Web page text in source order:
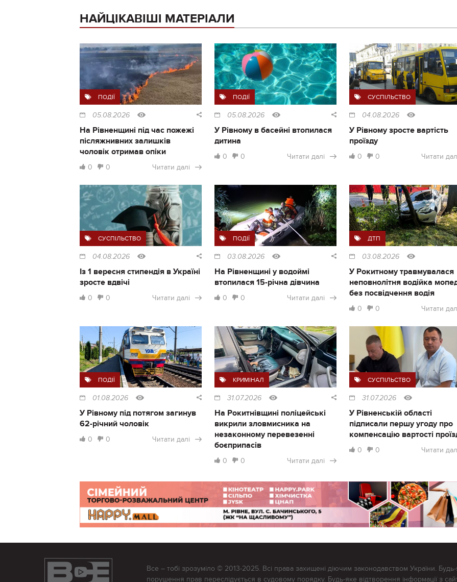
НАЙЦІКАВІШІ МАТЕРІАЛИ
ПОДІЇ
05.08.2026
На Рівненщині під час пожежі
післяжнивних залишків
чоловік отримав опіки
0 0 Читати далі
ПОДІЇ
05.08.2026
У Рівному в басейні втопилася
дитина
0 0 Читати далі
СУСПІЛЬСТВО
04.08.2026
У Рівному зросте вартість
проїзду
0 0 Читати
СУСПІЛЬСТВО
04.08.2026
Із 1 вересня стипендія в Україні
зросте вдвічі
0 0 Читати далі
ПОДІЇ
03.08.2026
На Рівненщині у водоймі
втопилася 15-річна дівчина
0 0 Читати далі
ДТП
03.08.2026
У Рокитному травмувалася
неповнолітня водійка
без посвідчення водія
0 0 Читати
ПОДІЇ
01.08.2026
У Рівному під потягом загинув
62-річний чоловік
0 0 Читати далі
КРИМІНАЛ
31.07.2026
На Рокитнівщині поліцейські
викрили зловмисника на
незаконному перевезенні
боєприпасів
0 0 Читати далі
СУСПІЛЬСТВО
31.07.2026
У Рівненській області
підписали першу угоду про
компенсацію вартості
0 0 Читати
Все – тобі зрозуміло © 2013-2025. Всі права захищені діючим законодавством України.
порушення прав переслідується в судовому порядку. Будь-яке відтворення інформації з